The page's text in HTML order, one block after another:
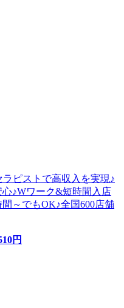
ラピストで高収入を実現♪
♪Wワーク&短時間入店
～でもOK♪全国600店舗
円